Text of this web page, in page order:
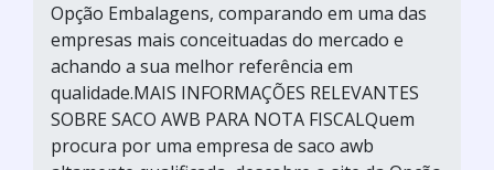
Opção Embalagens, comparando em uma das
empresas mais conceituadas do mercado e
achando a sua melhor referência em
qualidade.MAIS INFORMAÇÕES RELEVANTES
SOBRE SACO AWB PARA NOTA FISCALQuem
procura por uma empresa de saco awb